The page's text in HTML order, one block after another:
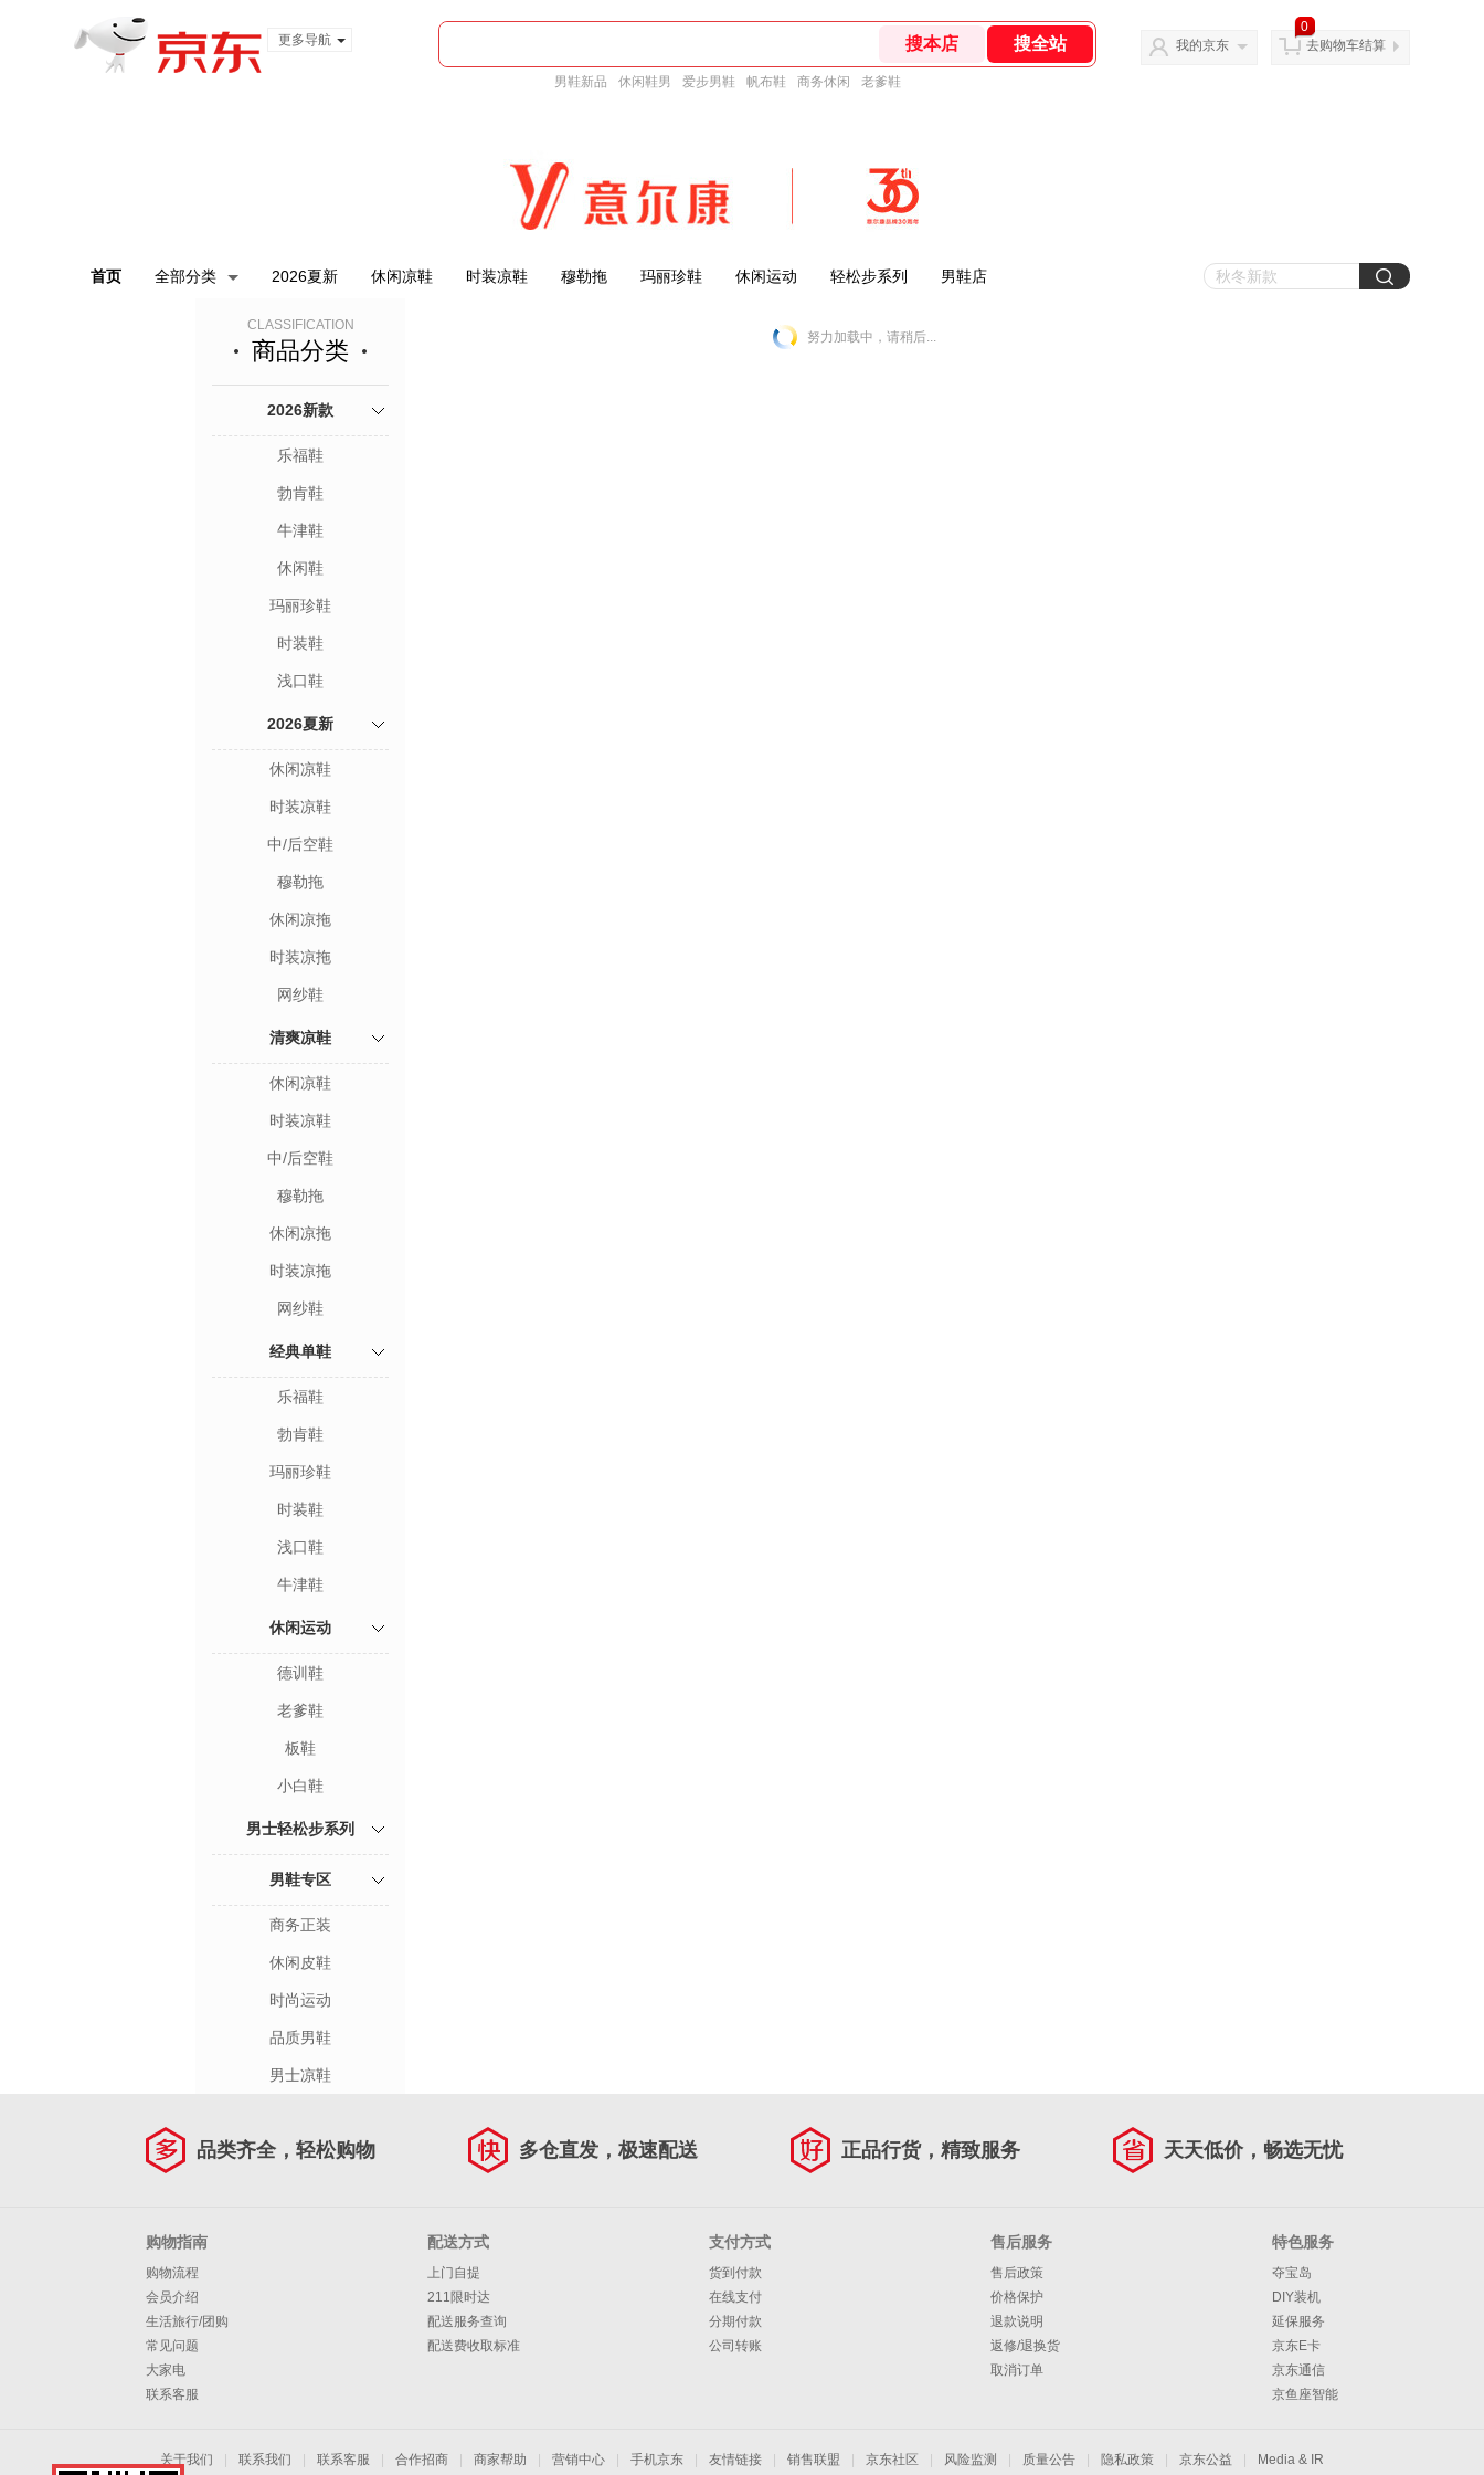
更多导航
男鞋新品 休闲鞋男 爱步男鞋 帆布鞋 商务休闲 老爹鞋
我的京东
0
去购物车结算
首页 全部分类 2026夏新 休闲凉鞋 时装凉鞋 穆勒拖 玛丽珍鞋 休闲运动 轻松步系列 男鞋店
CLASSIFICATION
商品分类
2026新款
乐福鞋
勃肯鞋
牛津鞋
休闲鞋
玛丽珍鞋
时装鞋
浅口鞋
2026夏新
休闲凉鞋
时装凉鞋
中/后空鞋
穆勒拖
休闲凉拖
时装凉拖
网纱鞋
清爽凉鞋
休闲凉鞋
时装凉鞋
中/后空鞋
穆勒拖
休闲凉拖
时装凉拖
网纱鞋
经典单鞋
乐福鞋
勃肯鞋
玛丽珍鞋
时装鞋
浅口鞋
牛津鞋
休闲运动
德训鞋
老爹鞋
板鞋
小白鞋
男士轻松步系列
男鞋专区
商务正装
休闲皮鞋
时尚运动
品质男鞋
男士凉鞋
努力加载中，请稍后...
品类齐全，轻松购物 多仓直发，极速配送 正品行货，精致服务 天天低价，畅选无忧
购物指南
购物流程
会员介绍
生活旅行/团购
常见问题
大家电
联系客服
配送方式
上门自提
211限时达
配送服务查询
配送费收取标准
支付方式
货到付款
在线支付
分期付款
公司转账
售后服务
售后政策
价格保护
退款说明
返修/退换货
取消订单
特色服务
夺宝岛
DIY装机
延保服务
京东E卡
京东通信
京鱼座智能
关于我们 联系我们 联系客服 合作招商 商家帮助 营销中心 手机京东 友情链接 销售联盟 京东社区 风险监测 质量公告 隐私政策 京东公益 Media & IR